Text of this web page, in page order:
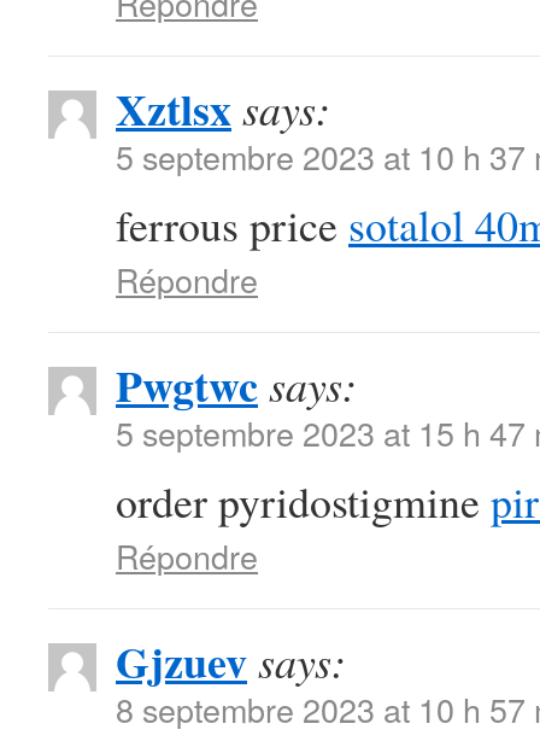
Xztlsxsays:
5 septembre 2023 at 10 h 37
ferrous price sotalol
Répondre
Pwgtwcsays:
5 septembre 2023 at 15 h 47
order pyridostigmine
Répondre
Gjzuevsays:
8 septembre 2023 at 10 h 57